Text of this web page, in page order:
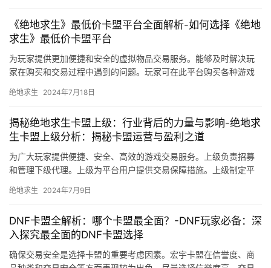
《绝地求生》最低价卡盟平台全面解析-如何选择《绝地
求生》最低价卡盟平台
为玩家提供更加便捷和安全的虚拟物品交易服务。能够及时解决玩
家在购买和交易过程中遇到的问题。玩家可在此平台购买各种游戏
绝地求生 2024年7月18日
揭秘绝地求生卡盟上级：行业背后的力量与影响-绝地求
生卡盟上级分析：揭秘卡盟运营与盈利之道
为广大玩家提供便捷、安全、高效的游戏交易服务。上级负责招募
和管理下级代理。上级为平台用户提供交易保障措施。上级制定平
绝地求生 2024年7月9日
DNF卡盟全解析：哪个卡盟最全面？-DNF玩家必备：深
入探究最全面的DNF卡盟选择
确保交易安全是选择卡盟的重要考虑因素。宏宇卡盟在信誉度、商